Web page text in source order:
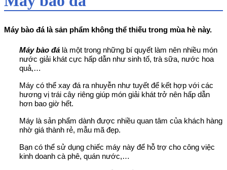
Máy bào đá làsản phẩm không thể thiếu trong mùa hè này.
Máy bào đá là một trong những bí quyết làm nên nhiều món
nước giải khát cực hấp dẫn như sinh tố, trà sữa, nước hoa
quả,…
Máy có thể xay đá ra nhuyễn như tuyết để kết hợp với các
hương vị trái cây riêng giúp món giải khát trở nên hấp dẫn
hơn bao giờ hết.
Máy là sản phẩm dành được nhiều quan tâm của khách hàng
nhờ giá thành rẻ, mẫu mã đẹp.
Bạn có thể sử dụng chiếc máy này để hỗ trợ cho công việc
kinh doanh cà phê, quán nước,…